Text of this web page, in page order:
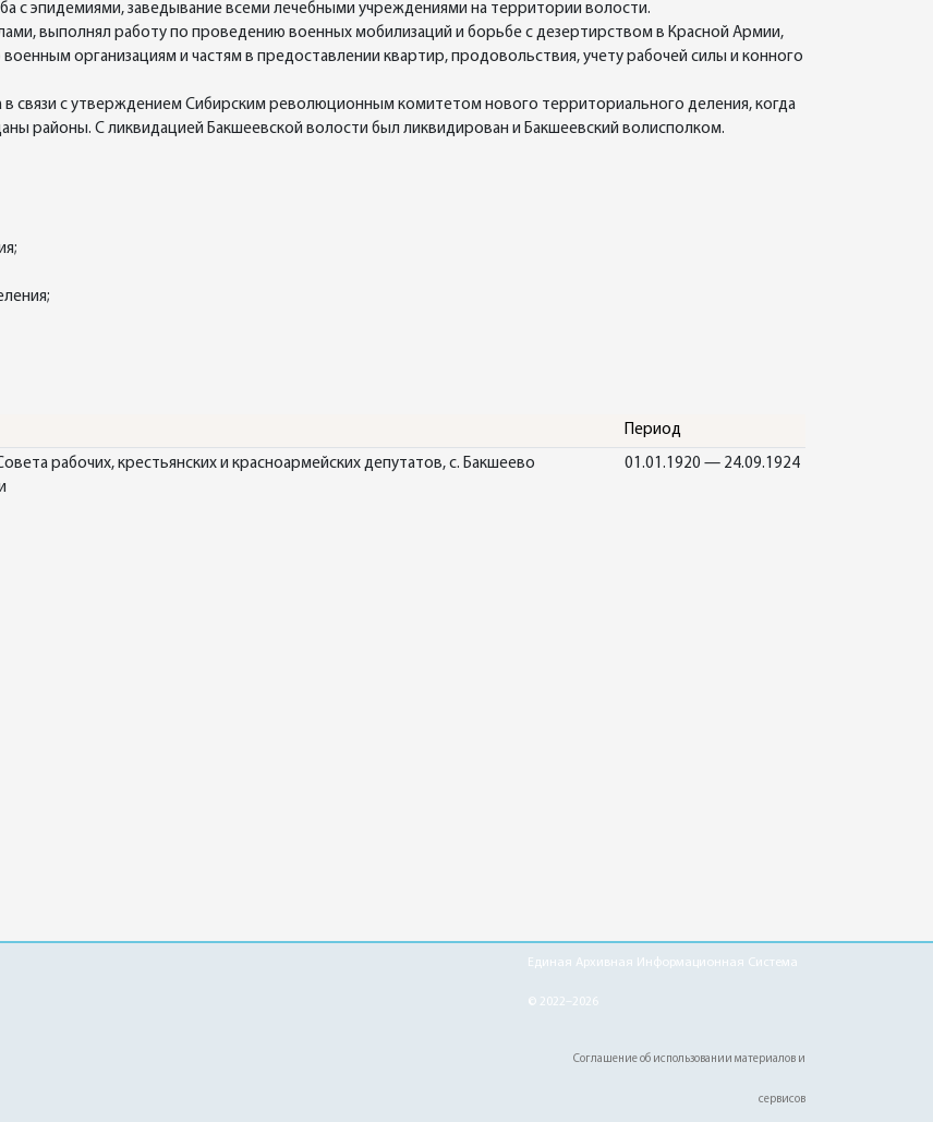
с эпидемиями, заведывание всеми лечебными учреждениями на территории волости.
выполнял работу по проведению военных мобилизаций и борьбе с дезертирством в Красной Армии,
организациям и частям в предоставлении квартир, продовольствия, учету рабочей силы и конного
связи с утверждением Сибирским революционным комитетом нового территориального деления, когда
районы. С ликвидацией Бакшеевской волости был ликвидирован и Бакшеевский волисполком.
Период
рабочих, крестьянских и красноармейских депутатов, с. Бакшеево
01.01.1920 — 24.09.1924
Единая Архивная Информационная Система
© 2022–2026
Соглашение об использовании материалов и
сервисов